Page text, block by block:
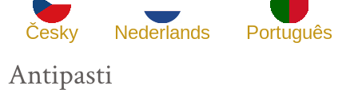
Česky Nederlands Português
Antipasti